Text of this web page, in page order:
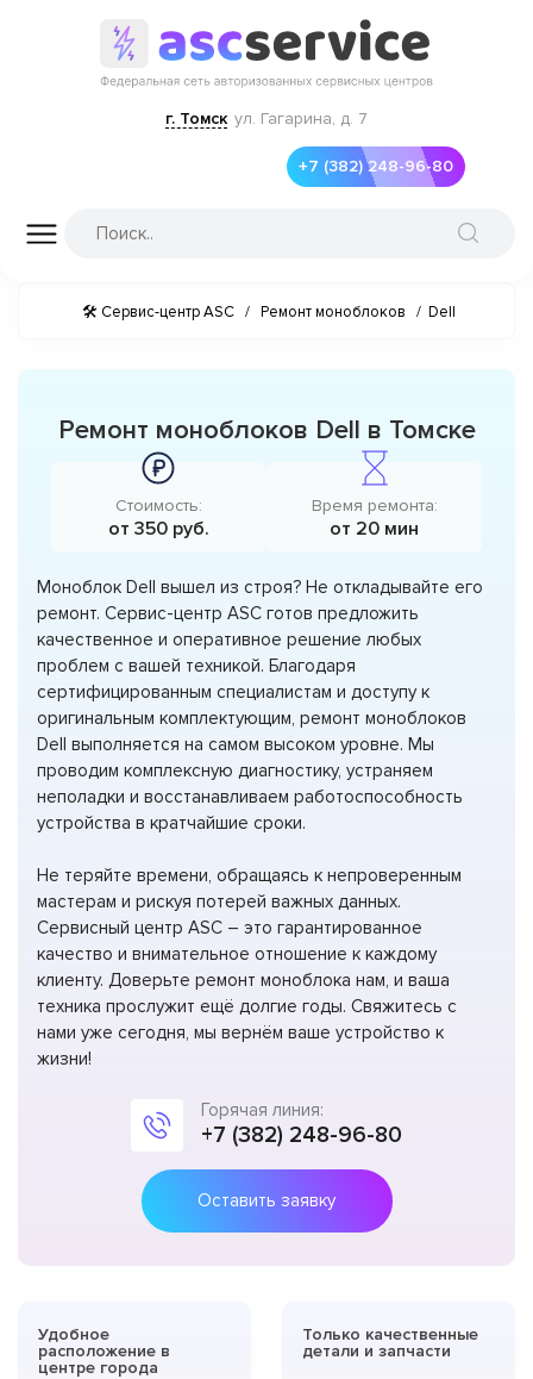
г. Томск ул. Гагарина, д. 7
+7 (382) 248-96-80
🛠 Сервис-центр ASC / Ремонт моноблоков / Dell
Ремонт моноблоков Dell в Томске
Стоимость:
от 350 руб.
Время ремонта:
от 20 мин
Моноблок Dell вышел из строя? Не откладывайте его
ремонт. Сервис-центр ASC готов предложить
качественное и оперативное решение любых
проблем с вашей техникой. Благодаря
сертифицированным специалистам и доступу к
оригинальным комплектующим, ремонт моноблоков
Dell выполняется на самом высоком уровне. Мы
проводим комплексную диагностику, устраняем
неполадки и восстанавливаем работоспособность
устройства в кратчайшие сроки.
Не теряйте времени, обращаясь к непроверенным
мастерам и рискуя потерей важных данных.
Сервисный центр ASC – это гарантированное
качество и внимательное отношение к каждому
клиенту. Доверьте ремонт моноблока нам, и ваша
техника прослужит ещё долгие годы. Свяжитесь с
нами уже сегодня, мы вернём ваше устройство к
жизни!
Горячая линия:
+7 (382) 248-96-80
Оставить заявку
Удобное
расположение в
центре города
Только качественные
детали и запчасти